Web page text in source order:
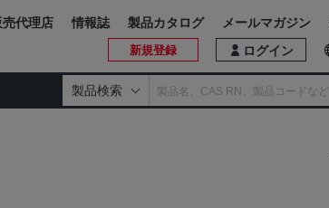
製品検索
ログイン
新規登録
売代理店 情報誌 製品カタログ メールマガジン